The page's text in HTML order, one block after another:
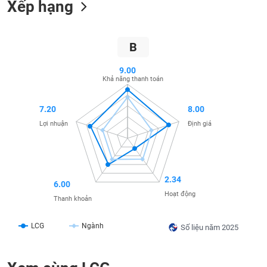
Xếp hạng
B
Số liệu năm 2025
LCG Ngành
9.00
Khả năng thanh toán
8.00
Định giá
2.34
Hoạt động
6.00
Thanh khoản
7.20
Lợi nhuận
SÓC
SỨC